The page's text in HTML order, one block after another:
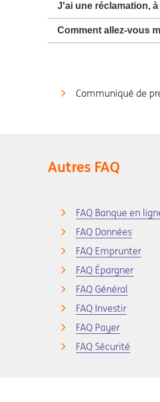
J'ai une réclamation,
Comment allez-vous
Communiqué de
Autres FAQ
FAQ Banque en
FAQ Données
FAQ Emprunter
FAQ Épargner
FAQ Général
FAQ Investir
FAQ Payer
FAQ Sécurité